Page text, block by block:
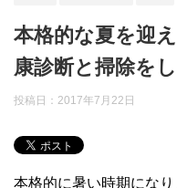
本格的な夏を迎
康診断と掃除を
投稿日： 2017年7月22日
本格的に暑い時期にな